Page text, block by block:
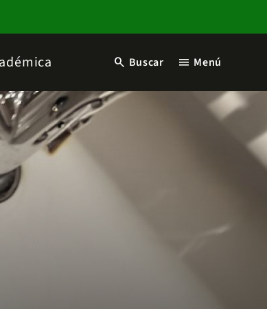
search Buscar menu Menú